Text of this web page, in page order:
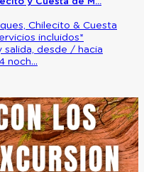
Chilecito & Cuesta
incluidos*
salida, desde / hacia
noch...